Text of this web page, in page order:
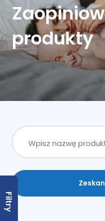
produkty
Filtry